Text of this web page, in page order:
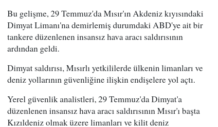
Bu gelişme, 29 Temmuz'da Mısır'ın Akdeniz kıyısındaki
Dimyat Limanı'na demirlemiş durumdaki ABD'ye ait bir
tankere düzenlenen insansız hava aracı saldırısının
ardından geldi.
Dimyat saldırısı, Mısırlı yetkililerde ülkenin limanları ve
deniz yollarının güvenliğine ilişkin endişelere yol açtı.
Yerel güvenlik analistleri, 29 Temmuz'da Dimyat'a
düzenlenen insansız hava aracı saldırısının Mısır'ı başta
Kızıldeniz olmak üzere limanları ve kilit deniz